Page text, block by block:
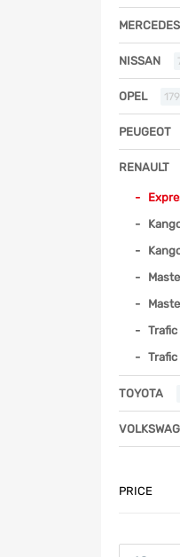
MERCEDES
NISSAN
OPEL 179
PEUGEOT
RENAULT
Trafic
TOYOTA
PRICE